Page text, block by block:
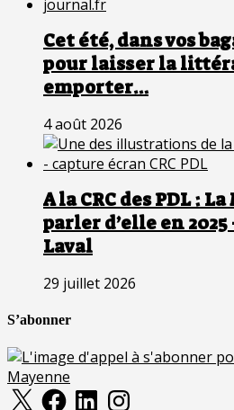
Cet été, dans vos
pour laisser la
emporter…
4 août 2026
A la CRC des PDL :
parler d’elle en
Laval
29 juillet 2026
S’abonner
X FacebookLinkedInInstagram